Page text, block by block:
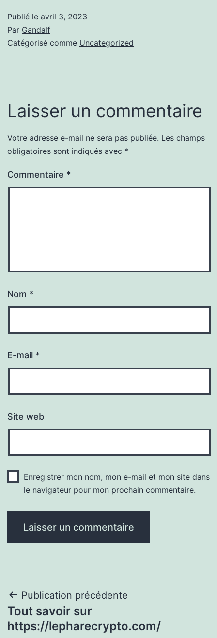
Publié le avril 3, 2023
Par Gandalf
Catégorisé comme Uncategorized
Laisser un commentaire
Votre adresse e-mail ne sera pas publiée. Les champs
obligatoires sont indiqués avec *
Commentaire *
Nom *
E-mail *
Site web
Enregistrer mon nom, mon e-mail et mon site dans
le navigateur pour mon prochain commentaire.
Navigation
de
Publication précédente
Tout savoir sur
https://lepharecrypto.com/